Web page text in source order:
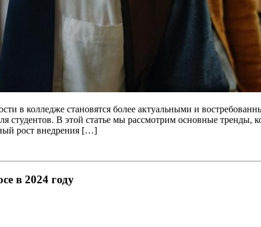
в колледже становятся более актуальными и
студентов. В этой статье мы рассмотрим основные тренды,
рост внедрения […]
в 2024 году